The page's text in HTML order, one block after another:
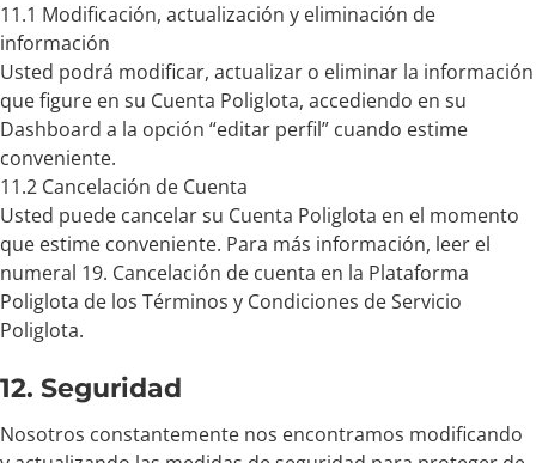
11.1 Modificación, actualización y eliminación de
información
Usted podrá modificar, actualizar o eliminar la información
que figure en su Cuenta Poliglota, accediendo en su
Dashboard a la opción “editar perfil” cuando estime
conveniente.
11.2 Cancelación de Cuenta
Usted puede cancelar su Cuenta Poliglota en el momento
que estime conveniente. Para más información, leer el
numeral 19. Cancelación de cuenta en la Plataforma
Poliglota de los Términos y Condiciones de Servicio
Poliglota.
12. Seguridad
Nosotros constantemente nos encontramos modificando